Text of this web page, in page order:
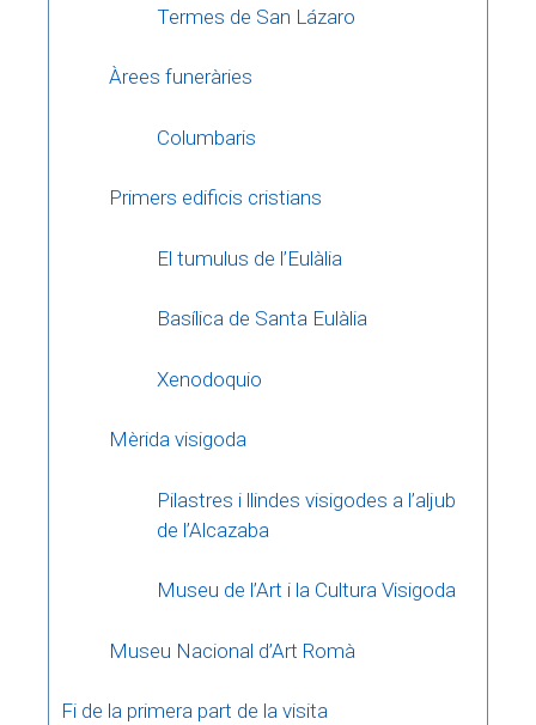
Termes de San Lázaro
Àrees funeràries
Columbaris
Primers edificis cristians
El tumulus de l’Eulàlia
Basílica de Santa Eulàlia
Xenodoquio
Mèrida visigoda
Pilastres i llindes visigodes a l’aljub
de l’Alcazaba
Museu de l’Art i la Cultura Visigoda
Museu Nacional d’Art Romà
Fi de la primera part de la visita